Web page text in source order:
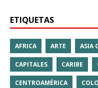
ETIQUETAS
AFRICA ARTE ASIA
CAPITALES CARIBE
CENTROAMÉRICA